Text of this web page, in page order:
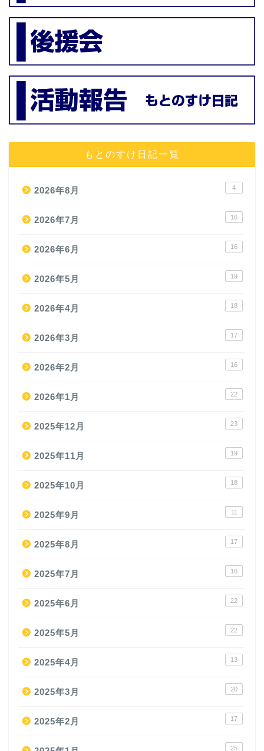
もとのすけ日記一覧
2026年8月 4
2026年7月 16
2026年6月 16
2026年5月 19
2026年4月 18
2026年3月 17
2026年2月 16
2026年1月 22
2025年12月 23
2025年11月 19
2025年10月 18
2025年9月 11
2025年8月 17
2025年7月 16
2025年6月 22
2025年5月 22
2025年4月 13
2025年3月 20
2025年2月 17
25